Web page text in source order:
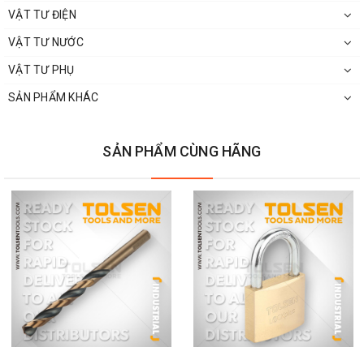
VẬT TƯ ĐIỆN
VẬT TƯ NƯỚC
VẬT TƯ PHỤ
SẢN PHẨM KHÁC
SẢN PHẨM CÙNG HÃNG